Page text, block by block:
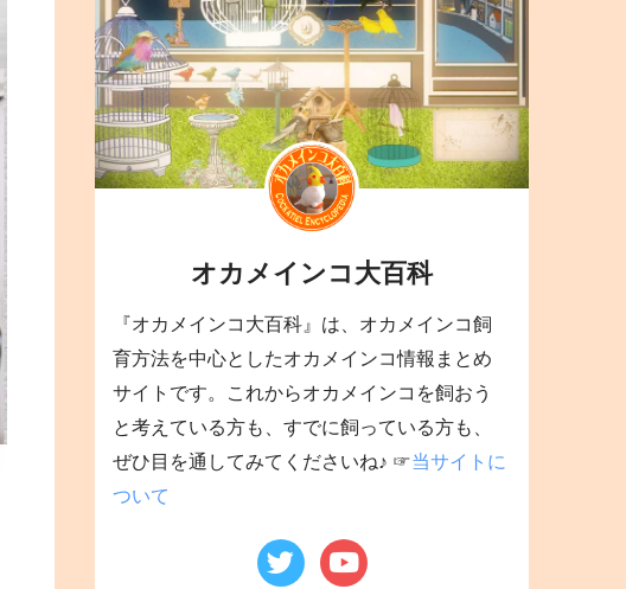
オカメインコ大百科
『オカメインコ大百科』は、オカメインコ飼
育方法を中心としたオカメインコ情報まとめ
サイトです。これからオカメインコを飼おう
と考えている方も、すでに飼っている方も、
ぜひ目を通してみてくださいね♪ ☞当サイトに
ついて